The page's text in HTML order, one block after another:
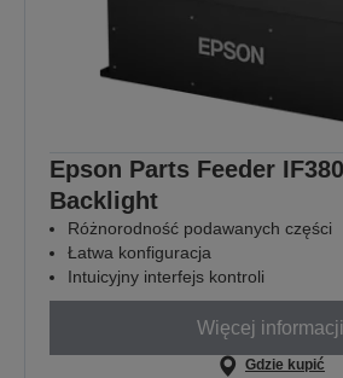
Epson Parts Feeder
Backlight
Różnorodność podawanych części
Łatwa konfiguracja
Intuicyjny interfejs kontroli
Więcej informacji
Gdzie kupić